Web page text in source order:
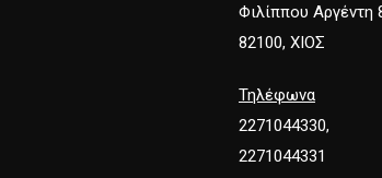
Φιλίππου Αργέντη
82100, ΧΙΟΣ
Τηλέφωνα
2271044330,
2271044331